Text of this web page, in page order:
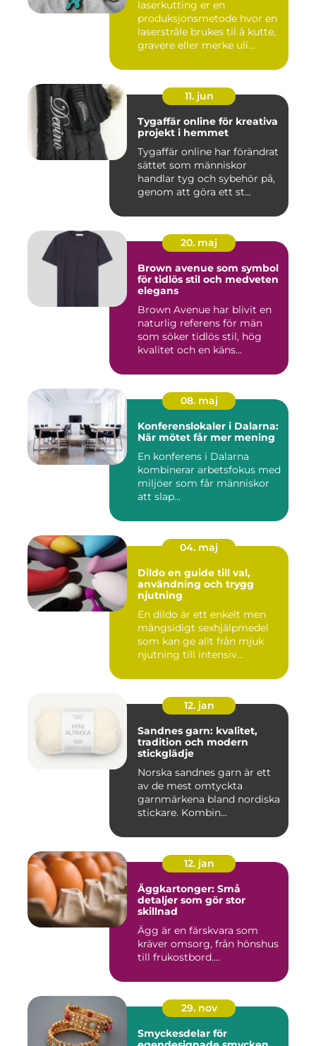
laserkutting er en
produksjonsmetode hvor en
laserstråle brukes til å kutte,
gravere eller merke uli...
11. jun
Tygaffär online för kreativa
projekt i hemmet
Tygaffär online har förändrat
sättet som människor
handlar tyg och sybehör på,
genom att göra ett st...
20. maj
Brown avenue som symbol
för tidlös stil och medveten
elegans
Brown Avenue har blivit en
naturlig referens för män
som söker tidlös stil, hög
kvalitet och en käns...
08. maj
Konferenslokaler i Dalarna:
När mötet får mer mening
En konferens i Dalarna
kombinerar arbetsfokus med
miljöer som får människor
att slap...
04. maj
Dildo en guide till val,
användning och trygg
njutning
En dildo är ett enkelt men
mångsidigt sexhjälpmedel
som kan ge allt från mjuk
njutning till intensiv...
12. jan
Sandnes garn: kvalitet,
tradition och modern
stickglädje
Norska sandnes garn är ett
av de mest omtyckta
garnmärkena bland nordiska
stickare. Kombin...
12. jan
Äggkartonger: Små
detaljer som gör stor
skillnad
Ägg är en färskvara som
kräver omsorg, från hönshus
till frukostbord....
29. nov
Smyckesdelar för